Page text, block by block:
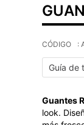
:
Guía de
Guantes
look.